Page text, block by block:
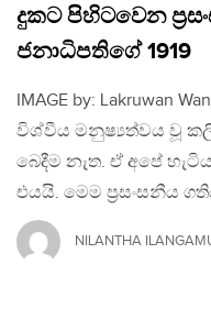
දුකට පිහිටවෙන
ජනාධිපතිගේ 1919
IMAGE by: Lakruwan
විශ්වීය මනුෂ්‍යත්වය වූ
බෙදීම නැත. ඒ අපේ
එයයි. මෙම ප්‍රසංසනීය
NILANTHA